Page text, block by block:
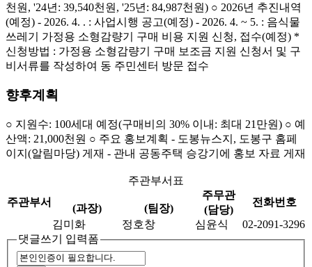
천원, '24년: 39,540천원, '25년: 84,987천원) ○ 2026년 추진내역
(예정) - 2026. 4. . : 사업시행 공고(예정) - 2026. 4. ~ 5. : 음식물
쓰레기 가정용 소형감량기 구매 비용 지원 신청, 접수(예정) *
신청방법 : 가정용 소형감량기 구매 보조금 지원 신청서 및 구
비서류를 작성하여 동 주민센터 방문 접수
향후계획
○ 지원수: 100세대 예정(구매비의 30% 이내: 최대 21만원) ○ 예
산액: 21,000천원 ○ 주요 홍보계획 - 도봉뉴스지, 도봉구 홈페
이지(알림마당) 게재 - 관내 공동주택 승강기에 홍보 자료 게재
주관부서표
주관부서
(과장) (팀장)
주무관
(담당)
전화번호
김미화
정호창 심윤식
02-2091-3296
댓글쓰기 입력폼